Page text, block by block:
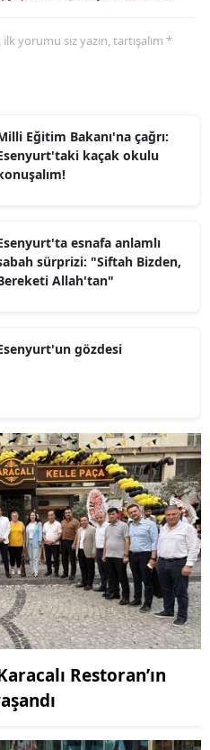
yorumu siz yazın, tartışalım *
Eğitim Bakanı'na çağrı:
kaçak okulu
esnafa anlamlı
sürprizi: "Siftah Bizden,
Allah'tan"
gözdesi
Restoran’ın